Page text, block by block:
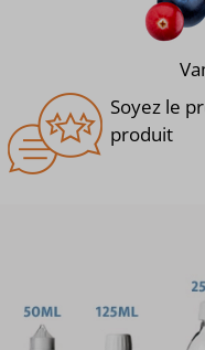
Soyez le
produit